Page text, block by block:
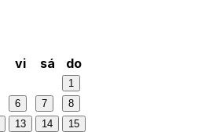
vi sá do
1
6 7
8
13 14
15